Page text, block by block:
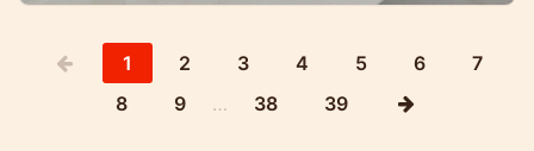
1 2 3 4 5 6
7
8
9 … 38 39